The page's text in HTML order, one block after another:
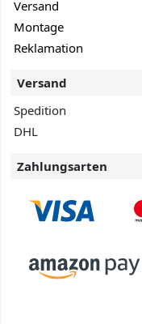
Versand
Montage
Reklamation
Versand
Spedition
DHL
Zahlungsarten